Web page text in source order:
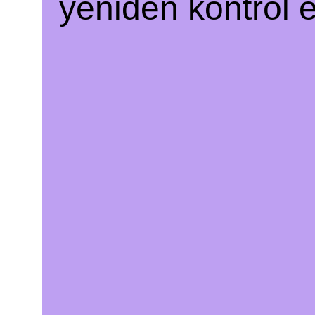
yeniden kontrol